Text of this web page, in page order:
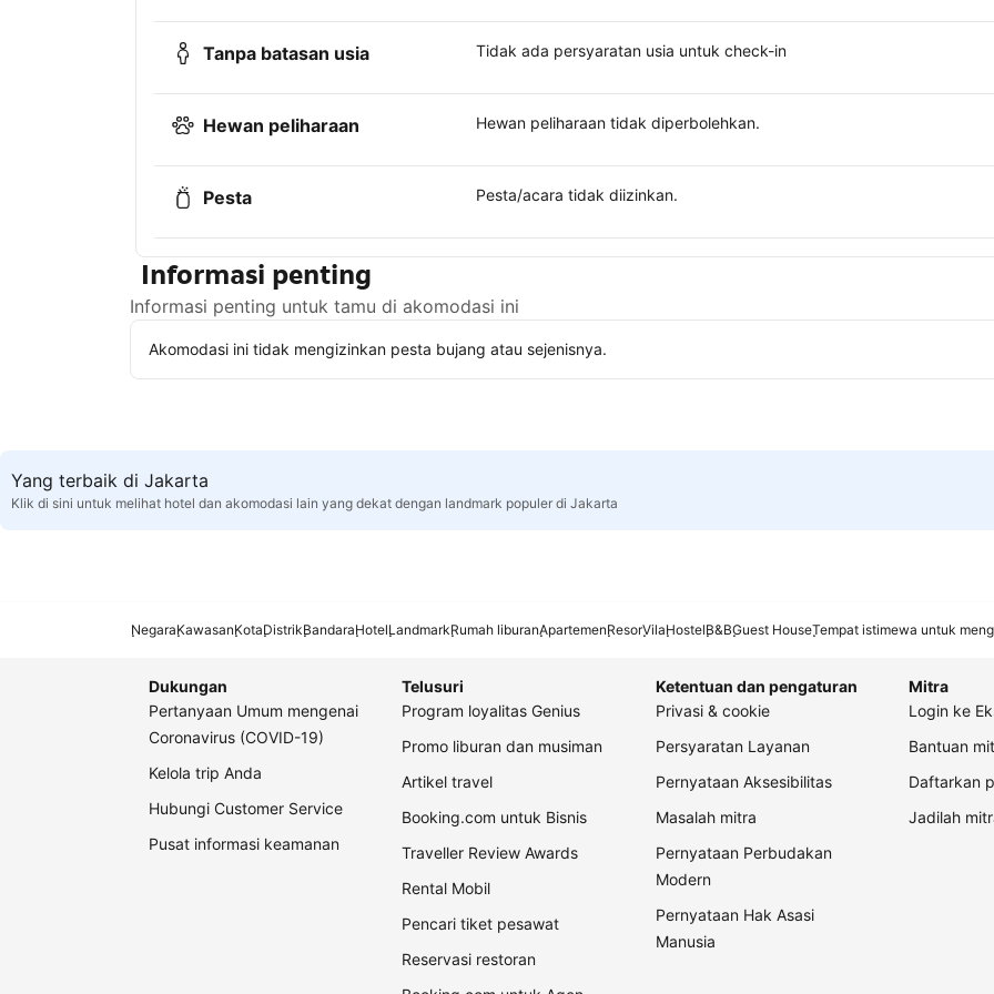
Tanpa batasan usia Tidak ada persyaratan usia untuk check-in
Hewan peliharaan Hewan peliharaan tidak diperbolehkan.
Pesta Pesta/acara tidak diizinkan.
Informasi penting
Informasi penting untuk tamu di akomodasi ini
Akomodasi ini tidak mengizinkan pesta bujang atau sejenisnya.
Yang terbaik di Jakarta
Klik di sini untuk melihat hotel dan akomodasi lain yang dekat dengan landmark populer di Jakarta
NegaraKawasanKotaDistrikBandaraHotelLandmarkRumah liburanApartemenResorVilaHostelB&BGuest HouseTempat istimewa untuk
Dukungan
Pertanyaan Umum mengenai
Coronavirus (COVID-19)
Kelola trip Anda
Hubungi Customer Service
Pusat informasi keamanan
Telusuri
Program loyalitas Genius
Promo liburan dan musiman
Artikel travel
Booking.com untuk Bisnis
Traveller Review Awards
Rental Mobil
Pencari tiket pesawat
Reservasi restoran
Ketentuan dan pengaturan
Privasi & cookie
Persyaratan Layanan
Pernyataan Aksesibilitas
Masalah mitra
Pernyataan Perbudakan
Modern
Pernyataan Hak Asasi
Manusia
Mitra
Login ke
Bantuan
Daftarkan
Jadilah